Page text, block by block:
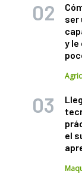
ser
y le
el